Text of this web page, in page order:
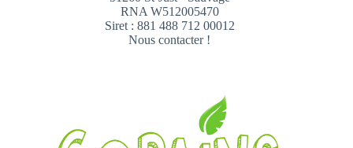
RNA W512005470
Siret : 881 488 712 00012
Nous contacter !